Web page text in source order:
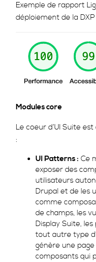
Exemple de rapport
déploiement de la DXP
Modules core
Le coeur d’UI Suite
:
UI Patterns : Ce
exposer des
utilisateurs
Drupal et de les
comme
de champs, les
Display Suite,
tout autre type
génère une
composants qui